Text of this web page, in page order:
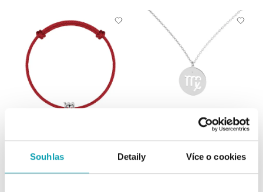
Souhlas Detaily Více o cookies
ALOVE
Diamantový náramok so šnúrkou
ALOVE
Náhrdelník s diamantom Virgo